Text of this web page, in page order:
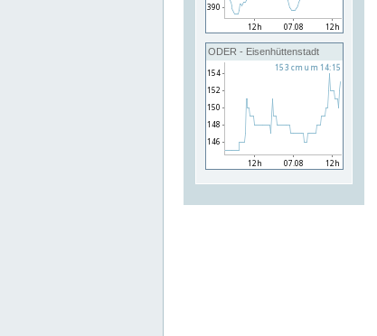
ODER - Eisenhüttenstadt